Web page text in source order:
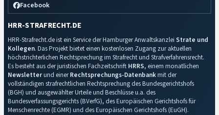
Facebook
HRR-STRAFRECHT.DE
HRR-Strafrecht.de ist ein Service der Hamburger Anwaltskanzlei Strate und
Kollegen. Das Projekt bietet einen kostenlosen Zugang zur aktuellen
höchstrichterlichen Rechtsprechung im Strafrecht und Strafverfahrensrecht.
Es besteht aus der juristischen Fachzeitschrift HRRS, einem monatlichen
Newsletterund einerRechtsprechungs-Datenbankmit der
vollständigen strafrechtlichen Rechtsprechung des Bundesgerichtshofs
(BGH) und ausgewählter Urteile und Beschlüsse u.a. des
Bundesverfassungsgerichts (BVerfG), des Europäischen Gerichtshofs für
Menschenrechte (EGMR) und des Europäischen Gerichtshofs (EuGH).